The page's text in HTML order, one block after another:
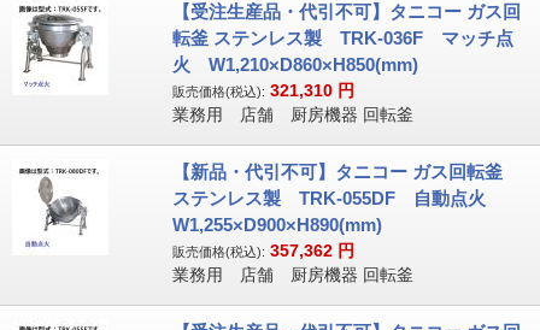
【受注生産品・代引不可】タニコー ガス回
転釜 ステンレス製 TRK-036F マッチ点
火 W1,210×D860×H850(mm)
販売価格(税込): 321,310 円
業務用 店舗 厨房機器 回転釜
【新品・代引不可】タニコー ガス回転釜
ステンレス製 TRK-055DF 自動点火
W1,255×D900×H890(mm)
販売価格(税込): 357,362 円
業務用 店舗 厨房機器 回転釜